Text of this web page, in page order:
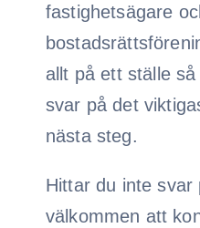
fastighetsägare
allt på ett ställe
svar på det
nästa steg.
Hittar du inte svar
välkommen att